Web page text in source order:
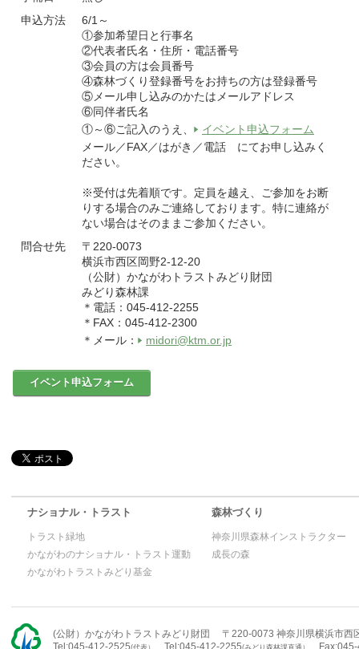
申込方法
6/1～
①参加希望日と行事名
②代表者氏名・住所・電話番号
③会員の方は会員番号
④森林づくり登録番号をお持ちの方は登録番号
⑤メール申し込みのかたはメールアドレス
⑥同伴者氏名
①～⑥ご記入のうえ、
イベント申込フォーム
メール／FAX／はがき／電話 にてお申し込みく
ださい。
※受付は先着順です。定員を越え、ご参加をお断
りする場合のみご連絡しております。特に連絡が
ない場合はそのままご参加ください。
問合せ先
〒220-0073
横浜市西区岡野2-12-20
（公財）かながわトラストみどり財団
みどり森林課
＊電話：045-412-2255
＊FAX：045-412-2300
＊メール：
midori@ktm.or.jp
イベント申込フォーム
ナショナル・トラスト
トラスト緑地
かながわのナショナル・トラスト運動
かながわトラストみどり基金
森林づくり
神奈川県森林インストラクター
成長の森
(公財）かながわトラストみどり財団 〒220-0073 神奈川県横浜市
Tel:045-412-2525(代表） Tel:045-412-2255(みどり森林課直通） Fax:045-